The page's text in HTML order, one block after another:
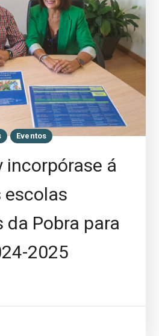
Eventos
incorpórase á
Pobra para
2025